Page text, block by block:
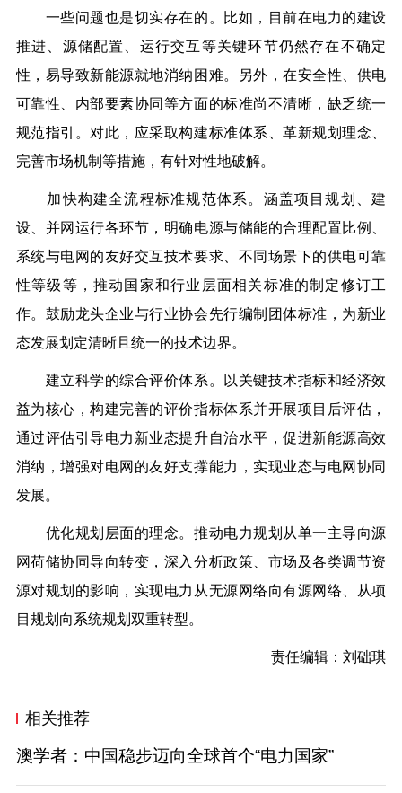
一些问题也是切实存在的。比如，目前在电力的建设
推进、源储配置、运行交互等关键环节仍然存在不确定
性，易导致新能源就地消纳困难。另外，在安全性、供电
可靠性、内部要素协同等方面的标准尚不清晰，缺乏统一
规范指引。对此，应采取构建标准体系、革新规划理念、
完善市场机制等措施，有针对性地破解。
加快构建全流程标准规范体系。涵盖项目规划、建
设、并网运行各环节，明确电源与储能的合理配置比例、
系统与电网的友好交互技术要求、不同场景下的供电可靠
性等级等，推动国家和行业层面相关标准的制定修订工
作。鼓励龙头企业与行业协会先行编制团体标准，为新业
态发展划定清晰且统一的技术边界。
建立科学的综合评价体系。以关键技术指标和经济效
益为核心，构建完善的评价指标体系并开展项目后评估，
通过评估引导电力新业态提升自治水平，促进新能源高效
消纳，增强对电网的友好支撑能力，实现业态与电网协同
发展。
优化规划层面的理念。推动电力规划从单一主导向源
网荷储协同导向转变，深入分析政策、市场及各类调节资
源对规划的影响，实现电力从无源网络向有源网络、从项
目规划向系统规划双重转型。
责任编辑：刘础琪
相关推荐
澳学者：中国稳步迈向全球首个“电力国家”